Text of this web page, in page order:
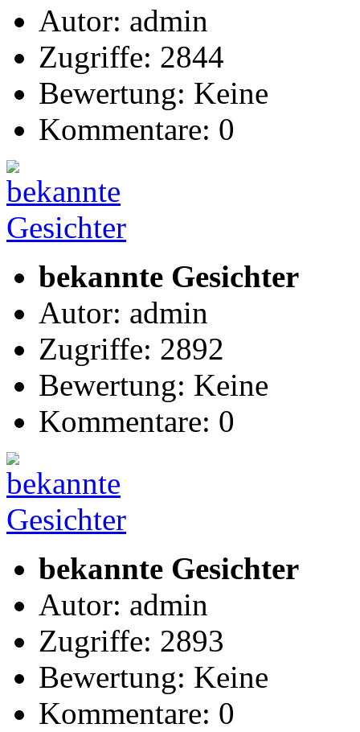
Autor: admin
Zugriffe: 2844
Bewertung: Keine
Kommentare: 0
bekannte Gesichter
Autor: admin
Zugriffe: 2892
Bewertung: Keine
Kommentare: 0
bekannte Gesichter
Autor: admin
Zugriffe: 2893
Bewertung: Keine
Kommentare: 0